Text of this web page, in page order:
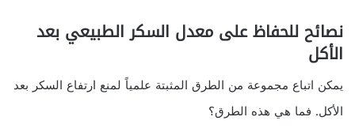
نصائح للحفاظ على معدل السكر الطبيعي بعد
الأكل
يمكن اتباع مجموعة من الطرق المثبتة علمياً لمنع ارتفاع السكر بعد
الأكل. فما هي هذه الطرق؟